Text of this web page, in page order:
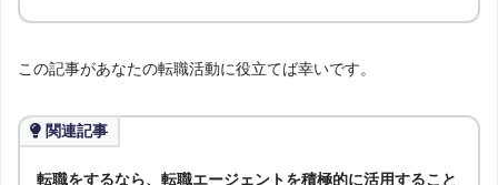
この記事があなたの転職活動に役立てば幸いです。
関連記事
転職をするなら、転職エージェントを積極的に活用すること